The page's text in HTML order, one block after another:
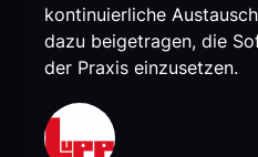
kontinuierliche
dazu beigetragen, die
der Praxis einzusetzen.